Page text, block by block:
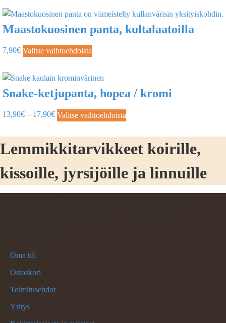
Maastokuosinen panta, kultalaatoilla
7,90€ Valitse vaihtoehdoista
Snake-ketjupanta, hopea / kromi
13,90€ – 17,90€ Valitse vaihtoehdoista
Lemmikkitarvikkeet koirille,
kissoille, jyrsijöille ja linnuille
Oma tili
Ostoskori
Toimitusehdot
Yritys